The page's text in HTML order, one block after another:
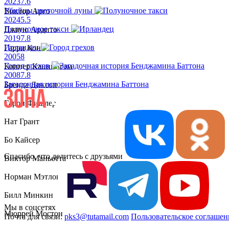
Виктор Арго
Джино Ардито
Гарри Кон
Коппер Каннингэм
Бренда Диксон
Гарри Фишлер
Нат Грант
Бо Кайсер
Виктор Маньотта
Норман Мэтлок
Билл Минкин
Мюррей Мостон
Убийцы цветочной луны
20245.5
Полуночное такси
20197.8
Ирландец
20058
Город грехов
20087.8
Загадочная история Бенджамина Баттона
Спасибо, что делитесь с друзьями
Мы в соцсетях
Почта для связи: pks3@tutamail.com Пользовательское